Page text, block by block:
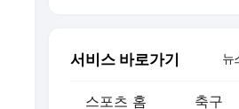
서비스 바로가기 뉴
스포츠 홈 축구